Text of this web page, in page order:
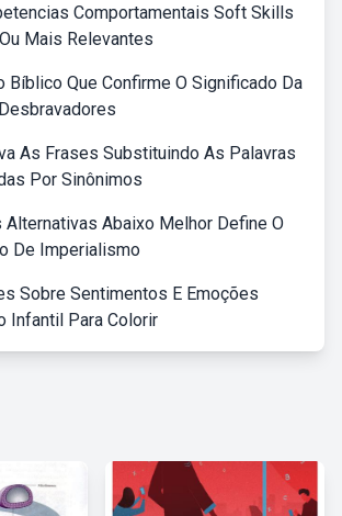
Comportamentais Soft Skills
Mais Relevantes
Bíblico Que Confirme O Significado Da
As Frases Substituindo As Palavras
Por Sinônimos
Alternativas Abaixo Melhor Define O
De Imperialismo
Sobre Sentimentos E Emoções
Infantil Para Colorir